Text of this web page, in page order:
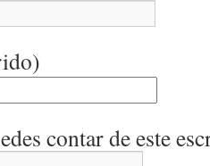
contar de este